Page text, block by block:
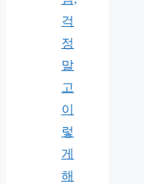
걱
정
말
고
이
렇
게
해